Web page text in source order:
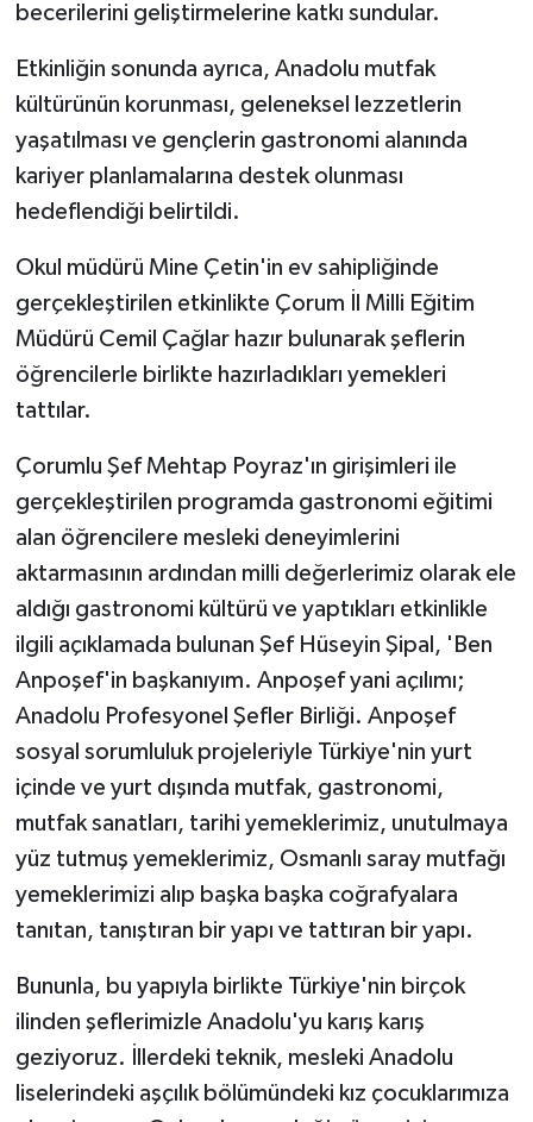
becerilerini geliştirmelerine katkı sundular.
Etkinliğin sonunda ayrıca, Anadolu mutfak
kültürünün korunması, geleneksel lezzetlerin
yaşatılması ve gençlerin gastronomi alanında
kariyer planlamalarına destek olunması
hedeflendiği belirtildi.
Okul müdürü Mine Çetin'in ev sahipliğinde
gerçekleştirilen etkinlikte Çorum İl Milli Eğitim
Müdürü Cemil Çağlar hazır bulunarak şeflerin
öğrencilerle birlikte hazırladıkları yemekleri
tattılar.
Çorumlu Şef Mehtap Poyraz'ın girişimleri ile
gerçekleştirilen programda gastronomi eğitimi
alan öğrencilere mesleki deneyimlerini
aktarmasının ardından milli değerlerimiz olarak ele
aldığı gastronomi kültürü ve yaptıkları etkinlikle
ilgili açıklamada bulunan Şef Hüseyin Şipal, 'Ben
Anpoşef'in başkanıyım. Anpoşef yani açılımı;
Anadolu Profesyonel Şefler Birliği. Anpoşef
sosyal sorumluluk projeleriyle Türkiye'nin yurt
içinde ve yurt dışında mutfak, gastronomi,
mutfak sanatları, tarihi yemeklerimiz, unutulmaya
yüz tutmuş yemeklerimiz, Osmanlı saray mutfağı
yemeklerimizi alıp başka başka coğrafyalara
tanıtan, tanıştıran bir yapı ve tattıran bir yapı.
Bununla, bu yapıyla birlikte Türkiye'nin birçok
ilinden şeflerimizle Anadolu'yu karış karış
geziyoruz. İllerdeki teknik, mesleki Anadolu
liselerindeki aşçılık bölümündeki kız çocuklarımıza
Turizm
ÜLKE GÜNDEMİ
YAŞAM
YEREL
Yerel Haberler